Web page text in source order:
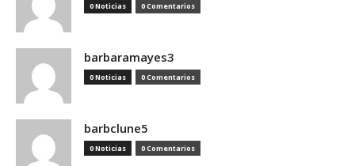
0 Noticias 0 Comentarios
barbaramayes3
0 Noticias 0 Comentarios
barbclune5
0 Noticias 0 Comentarios